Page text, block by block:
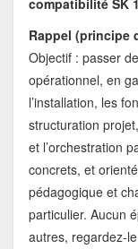
compatibilité SK
Rappel (principe
Objectif : passer
opérationnel, en
l’installation, les
structuration
et l’orchestration
concrets, et
pédagogique et
particulier. Aucun
autres, regardez-